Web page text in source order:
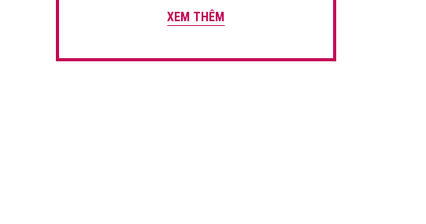
XEM THÊM